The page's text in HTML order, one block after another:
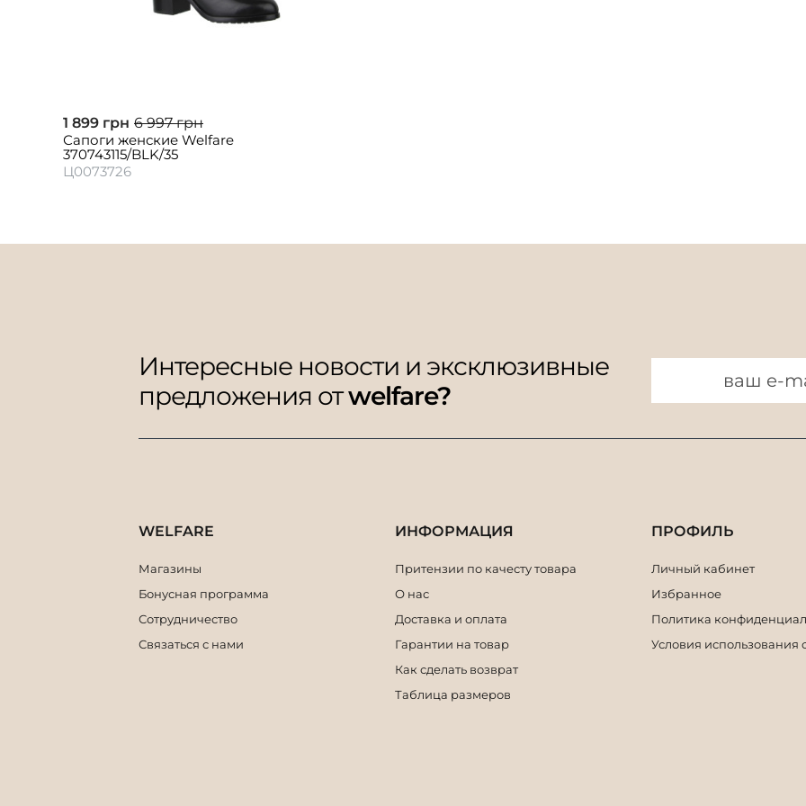
1 899 грн 6 997 грн
Сапоги женские Welfare
370743115/BLK/35
Ц0073726
Интересные новости и эксклюзивные
предложения отwelfare?
WELFARE
Магазины
Бонусная программа
Сотрудничество
Связаться с нами
ИНФОРМАЦИЯ
Притензии по качесту товара
О нас
Доставка и оплата
Гарантии на товар
Как сделать возврат
Таблица размеров
ПРОФИЛЬ
Личный кабинет
Избранное
Политика
Условия использования